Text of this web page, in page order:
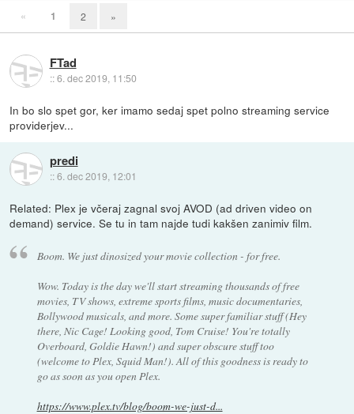
« 1 2 »
FTad
::6. dec 2019, 11:50
In bo slo spet gor, ker imamo sedaj spet polno streaming service
providerjev...
predi
::6. dec 2019, 12:01
Related: Plex je včeraj zagnal svoj AVOD (ad driven video on
demand) service. Se tu in tam najde tudi kakšen zanimiv film.
Boom. We just dinosized your movie collection - for free.
Wow. Today is the day we'll start streaming thousands of free
movies, TV shows, extreme sports films, music documentaries,
Bollywood musicals, and more. Some super familiar stuff (Hey
there, Nic Cage! Looking good, Tom Cruise! You're totally
Overboard, Goldie Hawn!) and super obscure stuff too
(welcome to Plex, Squid Man!). All of this goodness is ready to
go as soon as you open Plex.
https://www.plex.tv/blog/boom-we-just-d...